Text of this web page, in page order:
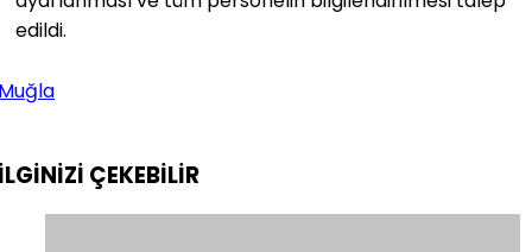
edildi.
ÇEKEBİLİR